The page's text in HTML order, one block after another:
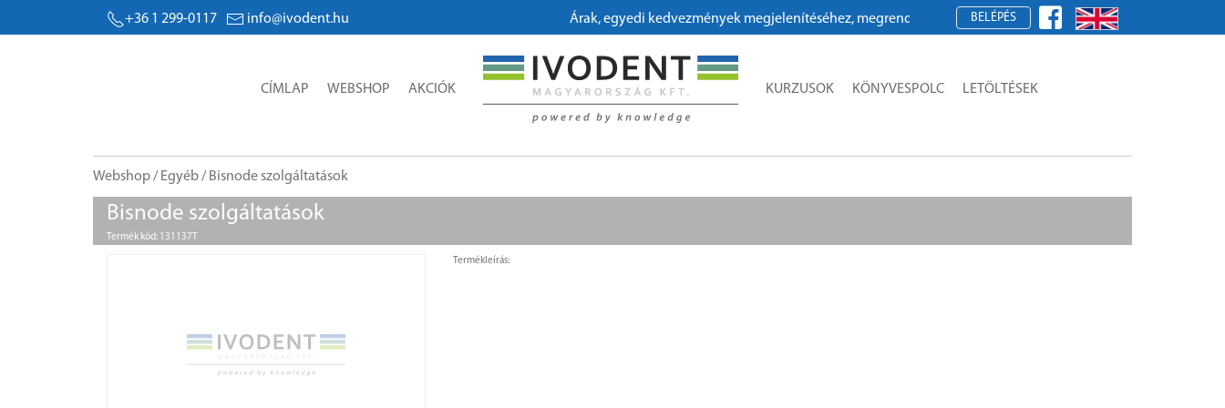
+36 1 299-0117 info@ivodent.hu Árak, egyedi kedvezmények megjelenítéséhez, megrendeléshez kérjük, regisztráljon!
BELÉPÉS
CÍMLAP WEBSHOP AKCIÓK KURZUSOK KÖNYVESPOLC LETÖLTÉSEK
Webshop/ Egyéb/ Bisnode szolgáltatások
Bisnode szolgáltatások
Termék kód: 131137T
Termékleírás: